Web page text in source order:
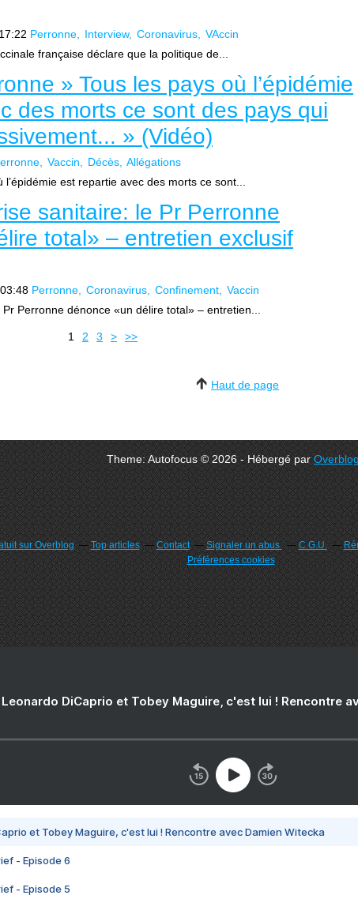
Perronne Interview Coronavirus
VAccin
française déclare que la politique de...
» Tous les pays où l’épidémie
des morts ce sont des pays qui
» (Vidéo)
Vaccin Décès Allégations
est repartie avec des morts ce sont...
sanitaire: le Pr Perronne
total» – entretien exclusif
Perronne Coronavirus Confinement
Vaccin
Perronne dénonce «un délire total» – entretien...
1 2 3 > >>
Haut de page
Theme: Autofocus © 2026 - Hébergé par
sur Overblog Top articles Contact Signaler un abus C.G.U.
Préférences cookies
Leonardo DiCaprio et Tobey Maguire, c'est lui ! Rencontre
et Tobey Maguire, c'est lui ! Rencontre avec Damien Witecka
- Episode 6
- Episode 5